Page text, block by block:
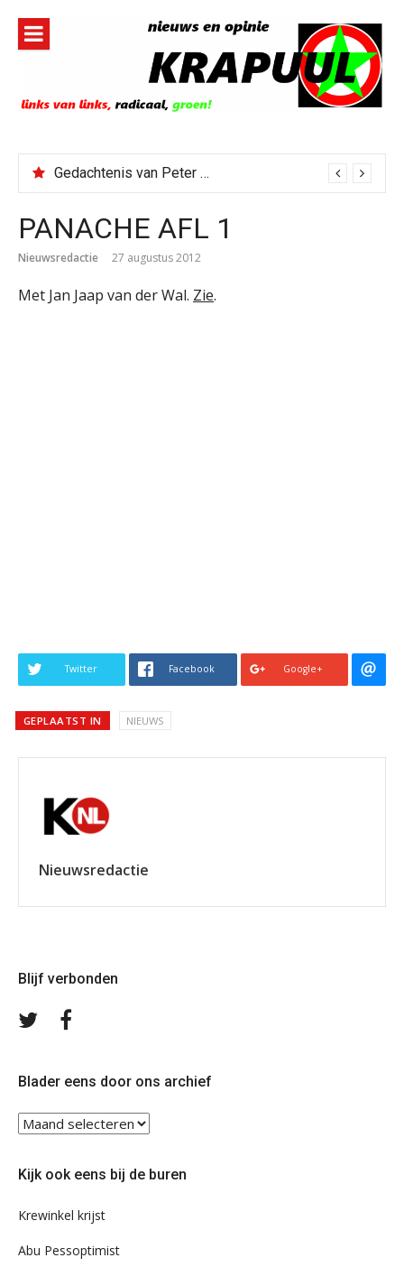
inhoud
Gedachtenis van Peter Faber
PANACHE AFL 1
Nieuwsredactie 27 augustus 2012
Met Jan Jaap van der Wal. Zie.
Twitter Facebook Google+
GEPLAATST IN NIEUWS
Nieuwsredactie
Blijf verbonden
Volg
Blader eens door ons archief
Blader
eens
ons
Kijk ook eens bij de buren
Krewinkel krijst
Abu Pessoptimist